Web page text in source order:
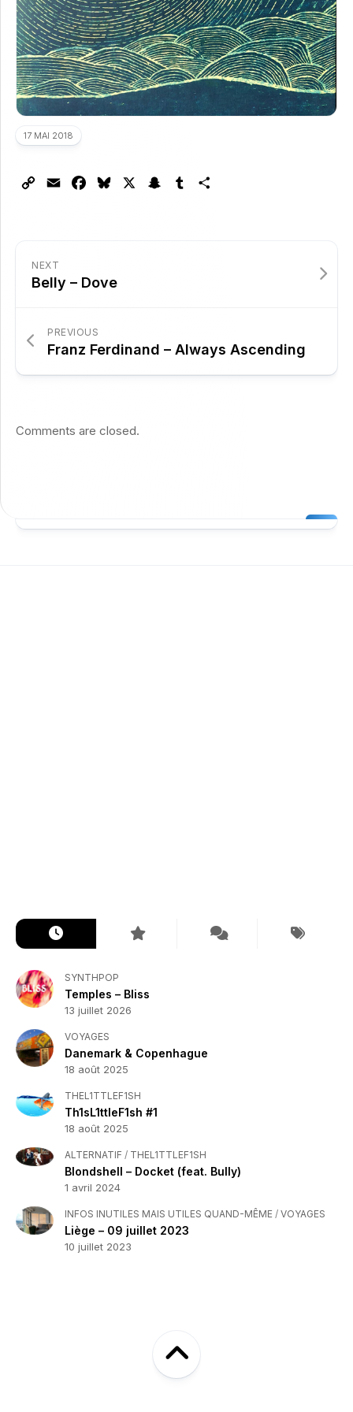
17 MAI 2018
Copy Email FacebookBluesky Snapchat
Tumblr
NEXT
Belly – Dove
PREVIOUS
Franz Ferdinand – Always Ascending
Comments are closed.
SYNTHPOP
Temples – Bliss
13 juillet 2026
VOYAGES
Danemark & Copenhague
18 août 2025
THEL1TTLEF1SH
Th1sL1ttleF1sh #1
18 août 2025
ALTERNATIF / THEL1TTLEF1SH
Blondshell – Docket (feat. Bully)
1 avril 2024
INFOS INUTILES MAIS UTILES QUAND-MÊME / VOYAGES
Liège – 09 juillet 2023
10 juillet 2023